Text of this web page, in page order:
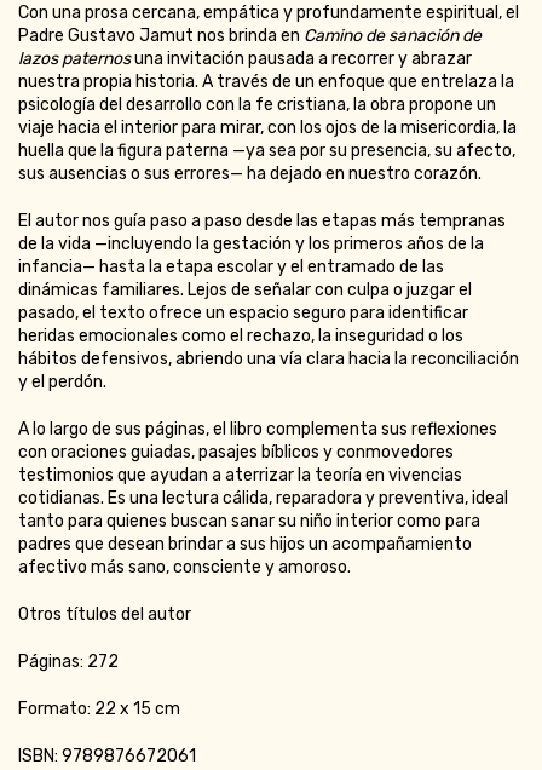
Con una prosa cercana, empática y profundamente espiritual, el
Padre Gustavo Jamut nos brinda en Camino de sanación de
lazos paternosuna invitación pausada a recorrer y abrazar
nuestra propia historia. A través de un enfoque que entrelaza la
psicología del desarrollo con la fe cristiana, la obra propone un
viaje hacia el interior para mirar, con los ojos de la misericordia, la
huella que la figura paterna —ya sea por su presencia, su afecto,
sus ausencias o sus errores— ha dejado en nuestro corazón.
El autor nos guía paso a paso desde las etapas más tempranas
de la vida —incluyendo la gestación y los primeros años de la
infancia— hasta la etapa escolar y el entramado de las
dinámicas familiares. Lejos de señalar con culpa o juzgar el
pasado, el texto ofrece un espacio seguro para identificar
heridas emocionales como el rechazo, la inseguridad o los
hábitos defensivos, abriendo una vía clara hacia la reconciliación
y el perdón.
A lo largo de sus páginas, el libro complementa sus reflexiones
con oraciones guiadas, pasajes bíblicos y conmovedores
testimonios que ayudan a aterrizar la teoría en vivencias
cotidianas. Es una lectura cálida, reparadora y preventiva, ideal
tanto para quienes buscan sanar su niño interior como para
padres que desean brindar a sus hijos un acompañamiento
afectivo más sano, consciente y amoroso.
Otros títulos del autor
Páginas: 272
Formato: 22 x 15 cm
ISBN: 9789876672061